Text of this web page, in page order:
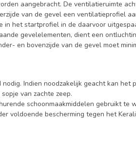
aangebracht. De ventilatieruimte
van de gevel een ventilatieprofiel
in het startprofiel in de daarvoor
gevelelementen, dient een
en bovenzijde van de gevel moet
Indien noodzakelijk geacht kan het
van zachte zeep.
schoonmaakmiddelen gebruikt te
voldoende bescherming tegen het